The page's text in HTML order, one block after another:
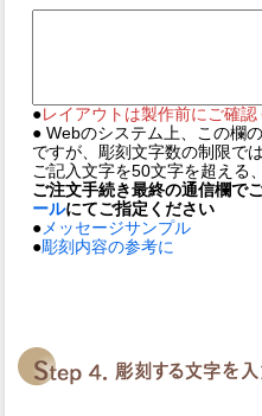
●レイアウトは製作前にご確認
● Webのシステム上、この欄
ですが、彫刻文字数の制限で
ご記入文字を50文字を超える
ご注文手続き最終の通信欄で
ールにてご指定ください
● メッセージサンプル
●彫刻内容の参考に